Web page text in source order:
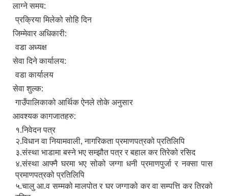
लाग्ने समय:
प्रक्रिया मिलेको सोहि दिन
जिम्मेवार अधिकारी:
वडा अध्यक्ष
सेवा दिने कार्यालय:
वडा कार्यालय
सेवा शुल्क:
गाउँपालिकाको आर्थिक ऐनले तोके अनुसार
आवश्यक कागजातहरु:
१.निवेदन पत्र
२.विधान वा नियामवाली, नागरिकता प्रमाणपत्रको प्रतिलिपि
३.संस्था भाडामा बस्ने भए सम्झौत पत्र र बहाल कर तिरेको रसिद
४.संस्था आफ्नै घरमा भए सोको जग्गा धनी प्रमाणपुर्जा र नक्सा पास
प्रमाणपत्रको प्रतिलिपि
५.चालु आ.व सम्मको मालपोत र घर जग्गाको कर वा सम्पत्ति कर तिरको